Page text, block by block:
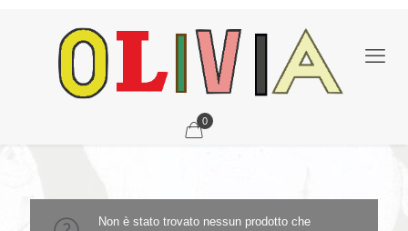
0
Non è stato trovato nessun prodotto che